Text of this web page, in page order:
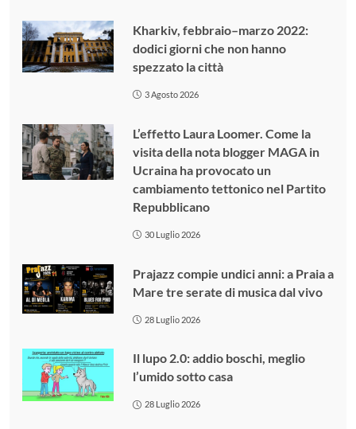
Kharkiv, febbraio–marzo 2022:
dodici giorni che non hanno
spezzato la città
3 Agosto 2026
L’effetto Laura Loomer. Come la
visita della nota blogger MAGA in
Ucraina ha provocato un
cambiamento tettonico nel Partito
Repubblicano
30 Luglio 2026
Prajazz compie undici anni: a Praia a
Mare tre serate di musica dal vivo
28 Luglio 2026
Il lupo 2.0: addio boschi, meglio
l’umido sotto casa
28 Luglio 2026